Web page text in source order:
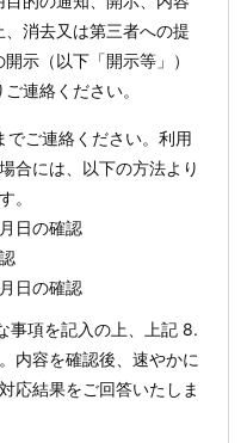
消去又は第三者への提
示（以下「開示等」）
連絡ください。
でご連絡ください。利用
合には、以下の方法より
。
日の確認
日の確認
事項を記入の上、上記 8.
内容を確認後、速やかに
応結果をご回答いたしま